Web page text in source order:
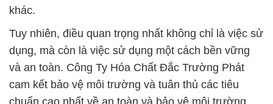
khác.
Tuy nhiên, điều quan trọng nhất không chỉ là việc sử
dụng, mà còn là việc sử dụng một cách bền vững
và an toàn. Công Ty Hóa Chất Đắc Trường Phát
cam kết bảo vệ môi trường và tuân thủ các tiêu
chuẩn cao nhất về an toàn và bảo vệ môi trường